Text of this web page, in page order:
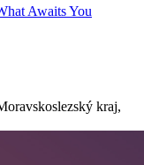
Awaits You
kraj,